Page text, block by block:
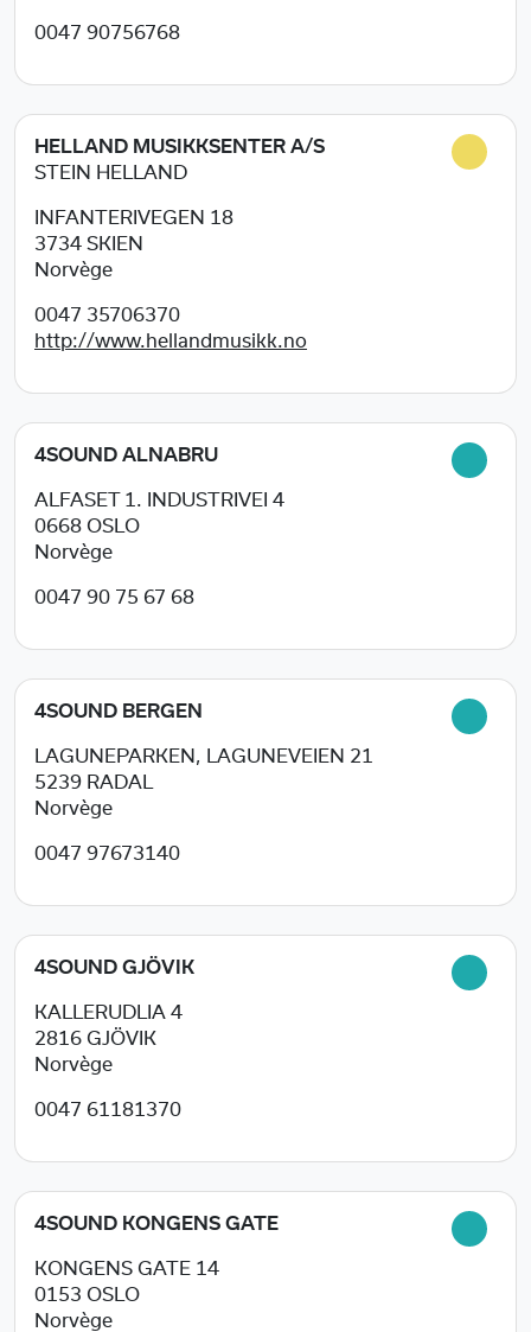
0047 90756768
HELLAND MUSIKKSENTER A/S
STEIN HELLAND
INFANTERIVEGEN 18
3734 SKIEN
Norvège
0047 35706370
http://www.hellandmusikk.no
4SOUND ALNABRU
ALFASET 1. INDUSTRIVEI 4
0668 OSLO
Norvège
0047 90 75 67 68
4SOUND BERGEN
LAGUNEPARKEN, LAGUNEVEIEN 21
5239 RADAL
Norvège
0047 97673140
4SOUND GJÖVIK
KALLERUDLIA 4
2816 GJÖVIK
Norvège
0047 61181370
4SOUND KONGENS GATE
KONGENS GATE 14
0153 OSLO
Norvège